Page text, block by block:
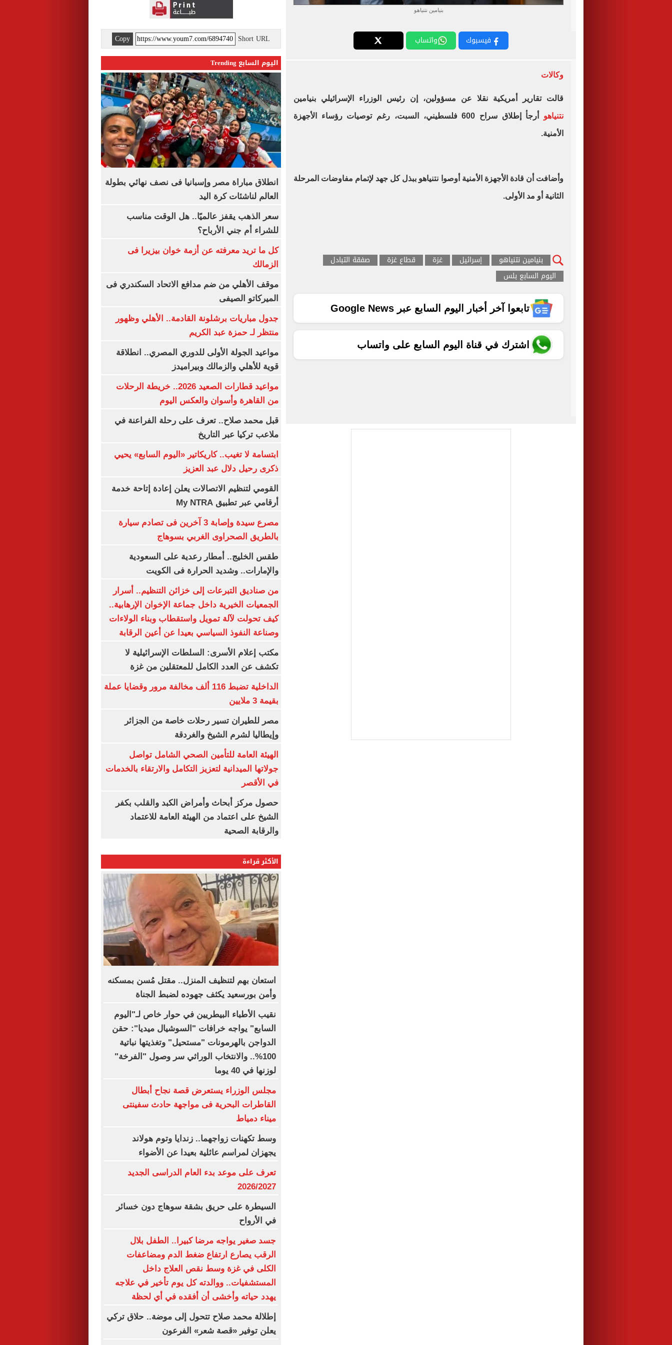
بنيامين نتنياهو
فيسبوك واتساب
وكالات
قالت تقارير أمريكية نقلا عن مسؤولين، إن رئيس الوزراء الإسرائيلي بنيامين
نتنياهو أرجأ إطلاق سراح 600 فلسطيني، السبت، رغم توصيات رؤساء الأجهزة
الأمنية.
وأضافت أن قادة الأجهزة الأمنية أوصوا نتنياهو ببذل كل جهد لإتمام مفاوضات المرحلة
الثانية أو مد الأولى.
بنيامين نتنياهو إسرائيل غزة قطاع غزة
صفقة التبادل
اليوم السابع بلس
تابعوا آخر أخبار اليوم السابع عبر Google News
اشترك في قناة اليوم السابع على واتساب
Short URL
Copy
اليوم السابع Trending
انطلاق مباراة مصر وإسبانيا فى نصف نهائي بطولة
العالم لناشئات كرة اليد
سعر الذهب يقفز عالميًا.. هل الوقت مناسب
للشراء أم جني الأرباح؟
كل ما تريد معرفته عن أزمة خوان بيزيرا فى
الزمالك
موقف الأهلي من ضم مدافع الاتحاد السكندري فى
الميركاتو الصيفى
جدول مباريات برشلونة القادمة.. الأهلي وظهور
منتظر لـ حمزة عبد الكريم
مواعيد الجولة الأولى للدوري المصري.. انطلاقة
قوية للأهلي والزمالك وبيراميدز
مواعيد قطارات الصعيد 2026.. خريطة الرحلات
من القاهرة وأسوان والعكس اليوم
قبل محمد صلاح.. تعرف على رحلة الفراعنة في
ملاعب تركيا عبر التاريخ
ابتسامة لا تغيب.. كاريكاتير «اليوم السابع» يحيي
ذكرى رحيل دلال عبد العزيز
القومي لتنظيم الاتصالات يعلن إعادة إتاحة خدمة
أرقامي عبر تطبيق My NTRA
مصرع سيدة وإصابة 3 آخرين فى تصادم سيارة
بالطريق الصحراوى الغربي بسوهاج
طقس الخليج.. أمطار رعدية على السعودية
والإمارات.. وشديد الحرارة فى الكويت
من صناديق التبرعات إلى خزائن التنظيم.. أسرار
الجمعيات الخيرية داخل جماعة الإخوان الإرهابية..
كيف تحولت لآلة تمويل واستقطاب وبناء الولاءات
وصناعة النفوذ السياسي بعيدا عن أعين الرقابة
مكتب إعلام الأسرى: السلطات الإسرائيلية لا
تكشف عن العدد الكامل للمعتقلين من غزة
الداخلية تضبط 116 ألف مخالفة مرور وقضايا عملة
بقيمة 3 ملايين
مصر للطيران تسير رحلات خاصة من الجزائر
وإيطاليا لشرم الشيخ والغردقة
الهيئة العامة للتأمين الصحي الشامل تواصل
جولاتها الميدانية لتعزيز التكامل والارتقاء بالخدمات
في الأقصر
حصول مركز أبحاث وأمراض الكبد والقلب بكفر
الشيخ على اعتماد من الهيئة العامة للاعتماد
والرقابة الصحية
الأكثر قراءة
استعان بهم لتنظيف المنزل.. مقتل مُسن بمسكنه
وأمن بورسعيد يكثف جهوده لضبط الجناة
نقيب الأطباء البيطريين في حوار خاص لـ"اليوم
السابع" يواجه خرافات "السوشيال ميديا": حقن
الدواجن بالهرمونات "مستحيل" وتغذيتها نباتية
100%.. والانتخاب الوراثي سر وصول "الفرخة"
لوزنها في 40 يوما
مجلس الوزراء يستعرض قصة نجاح أبطال
القاطرات البحرية فى مواجهة حادث سفينتى
ميناء دمياط
وسط تكهنات زواجهما.. زندايا وتوم هولاند
يجهزان لمراسم عائلية بعيدا عن الأضواء
تعرف على موعد بدء العام الدراسى الجديد
2026/2027
السيطرة على حريق بشقة سوهاج دون خسائر
في الأرواح
جسد صغير يواجه مرضا كبيرا.. الطفل بلال
الرقب يصارع ارتفاع ضغط الدم ومضاعفات
الكلى في غزة وسط نقص العلاج داخل
المستشفيات.. ووالدته كل يوم تأخير في علاجه
يهدد حياته وأخشى أن أفقده في أي لحظة
إطلالة محمد صلاح تتحول إلى موضة.. حلاق تركي
يعلن توفير «قصة شعر» الفرعون